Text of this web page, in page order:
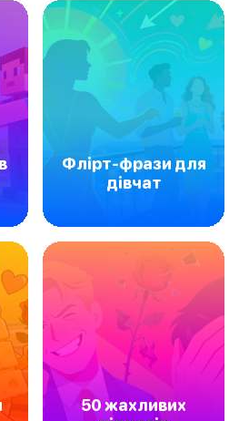
Флірт-фрази для
дівчат
50 жахливих